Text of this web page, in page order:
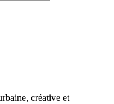
créative et